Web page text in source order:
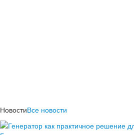
НовостиВсе новости